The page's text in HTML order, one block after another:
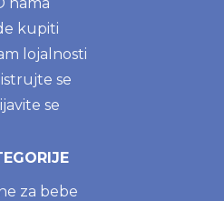
kupiti
lojalnosti
se
se
za bebe